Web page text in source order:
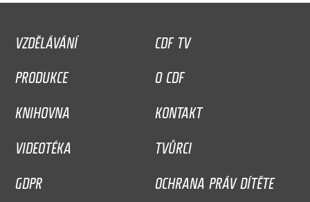
VZDĚLÁVÁNÍ
CDF TV
PRODUKCE
O CDF
KNIHOVNA
KONTAKT
VIDEOTÉKA
TVŮRCI
GDPR
OCHRANA PRÁV DÍTĚTE